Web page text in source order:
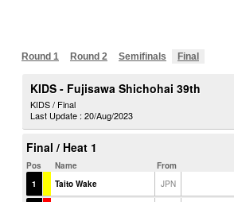
Round 1 Round 2 Semifinals Final